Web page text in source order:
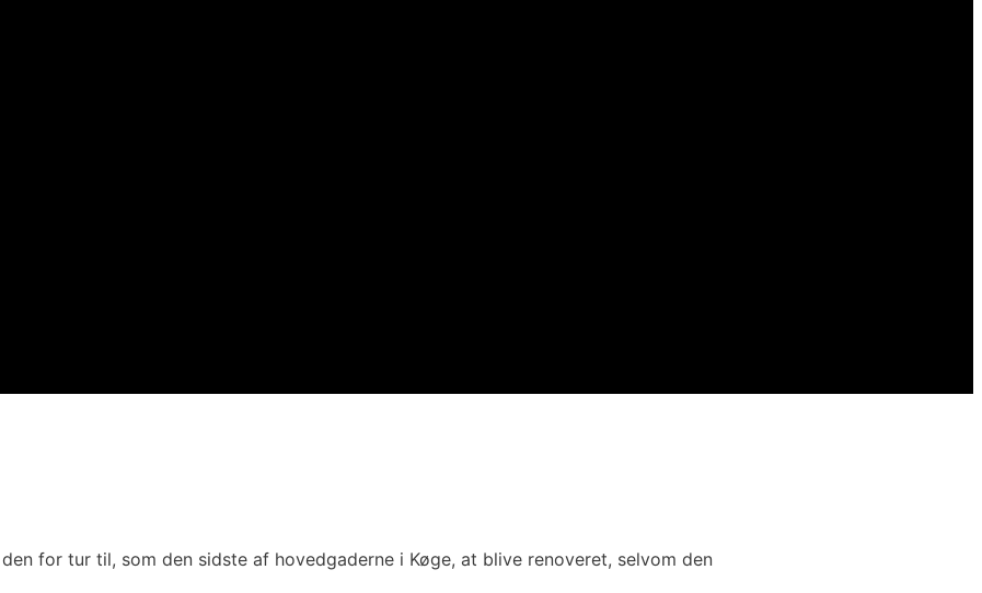
for tur til, som den sidste af hovedgaderne i Køge, at blive renoveret, selvom den